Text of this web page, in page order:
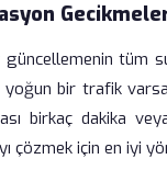
güncellemenin tüm
yoğun bir trafik
birkaç dakika
çözmek için en iyi